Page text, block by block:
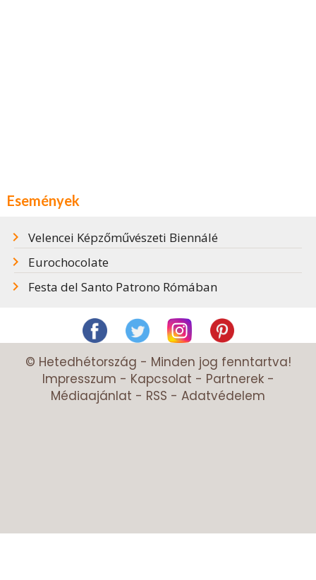
Események
Velencei Képzőművészeti Biennálé
Eurochocolate
Festa del Santo Patrono Rómában
© Hetedhétország - Minden jog fenntartva!
Impresszum - Kapcsolat - Partnerek-
Médiaajánlat - RSS - Adatvédelem